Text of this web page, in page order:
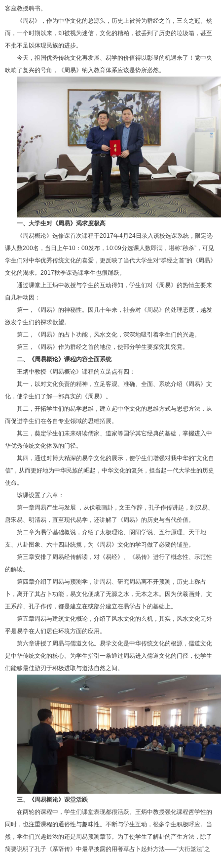
客座教授聘书。
《周易》，作为中华文化的总源头，历史上被誉为群经之首，三玄之冠。然
而，一个时期以来，却被视为迷信，文化的糟粕，被丢到了历史的垃圾箱，甚至
不批不足以体现民族的进步。
今天，祖国优秀传统文化再发展、易学的价值得以彰显的机遇来了！党中央
吹响了复兴的号角，《周易》纳入教育体系应该是势所必然。
一、大学生对《周易》渴求度极高
《周易概论》选修课首次课程于2017年4月24日录入该校选课系统，限定选
课人数200名，当日上午10：00发布，10:09分选课人数即满，堪称“秒杀”，可见
学生们对中华优秀传统文化的喜爱，更反映了当代大学生对“群经之首”的《周易》
文化的渴求。2017秋季课选课学生也很踊跃。
通过课堂上王炳中教授与学生的互动得知，学生们对《周易》的热情主要来
自几种动因：
第一，《周易》的神秘性。因几十年来，社会对《周易》的处理态度，越发
激发学生们的探求欲望。
第二，《周易》的占卜功能，风水文化，深深地吸引着学生们的兴趣。
第三，《周易》作为群经之首的地位，使部分学生要探究其究竟。
二、《周易概论》课程内容全面系统
王炳中教授《周易概论》课程的立足点有四：
其一，以对文化负责的精神，立足客观、准确、全面、系统介绍《周易》文
化，使学生们了解一部真实的《周易》。
其二，开拓学生们的易学思维，建立起中华文化的思维方式与思想方法，从
而促进学生们在各自专业领域的思维拓展。
其三，奠定学生们未来研读儒家、道家等国学其它经典的基础，掌握进入中
华优秀传统文化体系的门径。
其四，通过对博大精深的易学文化的展示，使学生们增强对我中华的“文化自
信”，从而更好地为中华民族的崛起，中华文化的复兴，担当起一代大学生的历史
使命。
该课设置了六章：
第一章周易产生与发展 ，从伏羲画卦，文王作辞，孔子作传讲起，到汉易、
唐宋易、明清易，直至现代易学，还讲解了《周易》的历史与当代价值。
第二章为易学基础概说，介绍了太极理论、阴阳学说、五行原理、天干地
支、八卦图象、六十四卦统揽，为《周易》文化的学习做了必要的铺垫。
第三章安排了周易经传解读，对《易经》、《易传》进行了概念性、示范性
的解读。
第四章介绍了周易与预测学，讲周易、研究周易离不开预测，历史上称占
卜，离开了其占卜功能，易文化便成了无源之水，无本之木。因为伏羲画卦、文
王系辞、孔子作传，都是建立在或部分建立在易学占卜的基础上。
第五章周易与建筑文化概论，介绍了风水文化的玄机，其实，风水文化无外
乎是易学在人们居住环境方面的应用。
第六章讲授了周易与儒道文化。易学文化是中华传统文化的根源，儒道文化
是中华传统文化的核心。为学生指引一条通过周易进入儒道文化的门径，使学生
们能够最佳游刃于积极进取与道法自然之间。
三、《周易概论》课堂活跃
在两轮的课程中，学生们课堂表现都很活跃。王炳中教授强化课程哲学性的
同时，也注重课程的通俗性与趣味性。不断与学生互动，很多学生积极呼应。当
然，学生们兴趣最浓的还是周易预测章节。为了使学生了解卦的产生方法，除了
简要说明了孔子《系辞传》中最早披露的用蓍草占卜起卦方法——“大衍筮法”之